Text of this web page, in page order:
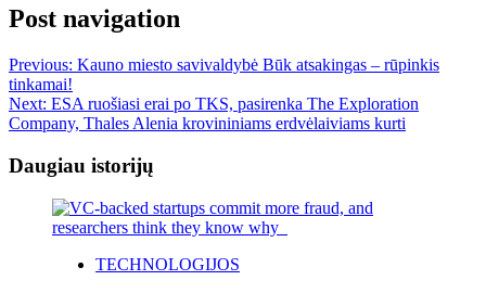
Post navigation
Previous: Kauno miesto savivaldybė Būk atsakingas – rūpinkis
tinkamai!
Next: ESA ruošiasi erai po TKS, pasirenka The Exploration
Company, Thales Alenia krovininiams erdvėlaiviams kurti
Daugiau istorijų
TECHNOLOGIJOS